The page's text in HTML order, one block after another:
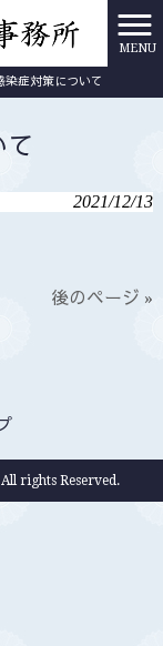
MENU
染症対策について
2021/12/13
後のページ »
rights Reserved.